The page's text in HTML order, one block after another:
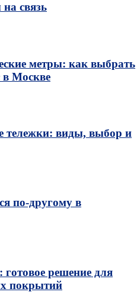
связь
метры: как выбрать
в Москве
тележки: виды, выбор и
по‑другому в
решение для
покрытий